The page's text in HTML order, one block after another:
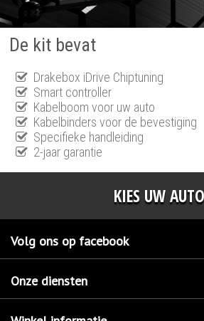
De kit bevat
Drakebox iDrive Chiptuning
Smart controller
Kabelboom voor uw auto
Kabelbinders voor de bevestiging
Specifieke handleiding
2-jaar garantie
KIES UW AUTO
Volg ons op facebook
Onze diensten